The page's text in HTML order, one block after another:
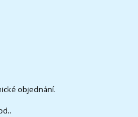
objednání.